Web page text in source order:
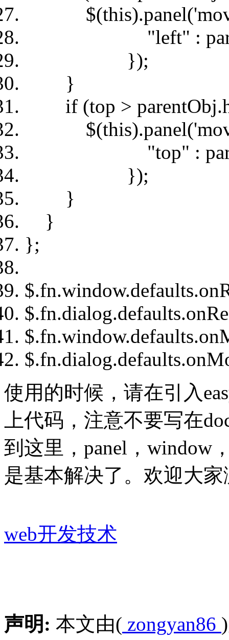
"left" :
});
}
if (top >
"top" :
});
}
}
};
使用的时候，请在引入
上代码，注意不要写在
到这里，panel，window
是基本解决了。欢迎大
web开发技术
声明: 本文由( zongyan86